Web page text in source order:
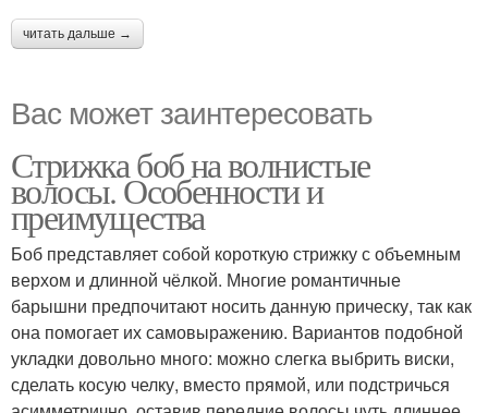
читать дальше →
Вас может заинтересовать
Стрижка боб на волнистые
волосы. Особенности и
преимущества
Боб представляет собой короткую стрижку с объемным
верхом и длинной чёлкой. Многие романтичные
барышни предпочитают носить данную прическу, так как
она помогает их самовыражению. Вариантов подобной
укладки довольно много: можно слегка выбрить виски,
сделать косую челку, вместо прямой, или подстричься